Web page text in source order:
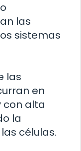
las
sistemas
las
en
con alta
la
células.